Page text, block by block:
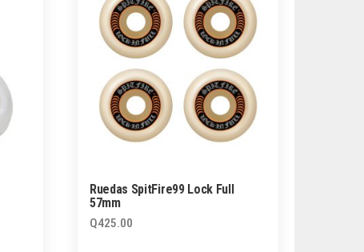
Ruedas SpitFire99 Lock Full
57mm
Q425.00